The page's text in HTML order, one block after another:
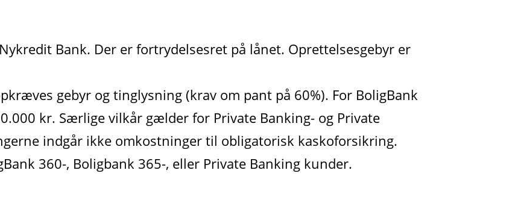
Bank. Der er fortrydelsesret på lånet. Oprettelsesgebyr er
gebyr og tinglysning (krav om pant på 60%). For BoligBank
kr. Særlige vilkår gælder for Private Banking- og Private
indgår ikke omkostninger til obligatorisk kaskoforsikring.
360-, Boligbank 365-, eller Private Banking kunder.